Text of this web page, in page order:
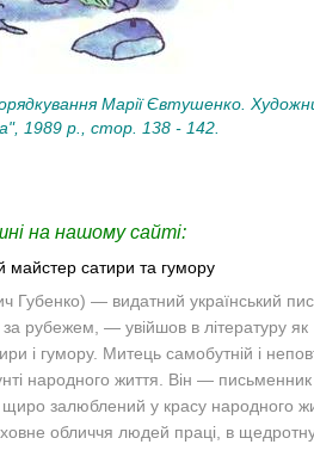
Марії Євтушенко.
1989 р., стор. 138 - 142.
на нашому сайті:
майстер сатири та гумору
Губенко) — видатний український
рубежем, — увійшов в літературу як
і гумору. Митець самобутній і
народного життя. Він — письменник
щиро залюблений у красу народного
обличчя людей праці, в